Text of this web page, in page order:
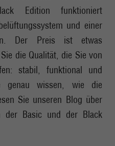
Edition funktioniert
und einer
Der Preis ist etwas
die Qualität, die Sie von
stabil, funktional und
genau wissen, wie die
Sie unseren Blog über
der Basic und der Black